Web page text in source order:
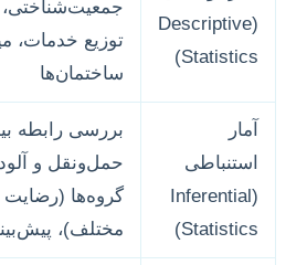
(Descriptive
Statistics)
جمعیت‌شناختی،
توزیع خدمات،
ساختمان‌ها
آمار
استنباطی
(Inferential
Statistics)
بررسی رابطه
حمل‌ونقل و
گروه‌ها
مختلف)،